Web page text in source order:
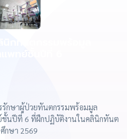
รักษาผู้ป่วยทันตกรรมพร้อมมูล
นปีที่ 6 ที่ฝึกปฏิบัติงานในคลินิกทันต
กษา 2569